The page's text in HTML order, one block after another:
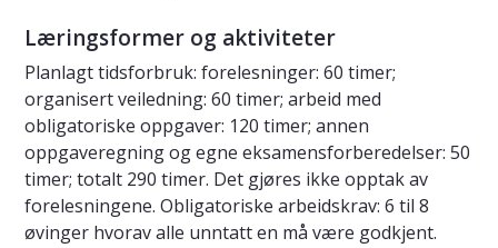
Læringsformer og aktiviteter
Planlagt tidsforbruk: forelesninger: 60 timer;
organisert veiledning: 60 timer; arbeid med
obligatoriske oppgaver: 120 timer; annen
oppgaveregning og egne eksamensforberedelser: 50
timer; totalt 290 timer. Det gjøres ikke opptak av
forelesningene. Obligatoriske arbeidskrav: 6 til 8
øvinger hvorav alle unntatt en må være godkjent.